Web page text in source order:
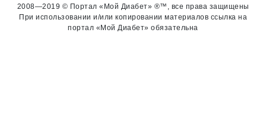
2008—2019 © Портал «Мой Диабет» ®™, все права защищены
При использовании и/или копировании материалов ссылка на
портал «Мой Диабет» обязательна